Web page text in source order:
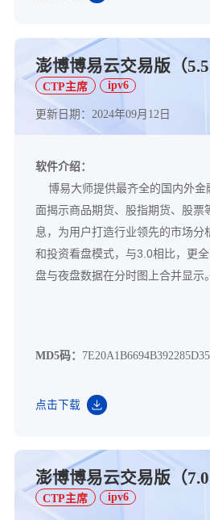
澎博博易云交易版（
CTP主席 ipv6
更新日期：2024年09月12日
软件介绍：
博易大师提供最齐全的国内外金
面揭示商品期货、股指期货、股票
息，为用户打造行业领先的市场分
和投资看盘模式，与3.0相比，更
盘与夜盘数据在分时图上合并显示
MD5码：
点击下载
澎博博易云交易版（
CTP主席 ipv6